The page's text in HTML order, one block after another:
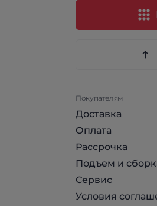
Покупателям
Доставка
Оплата
Рассрочка
Подъем и
Сервис
Условия